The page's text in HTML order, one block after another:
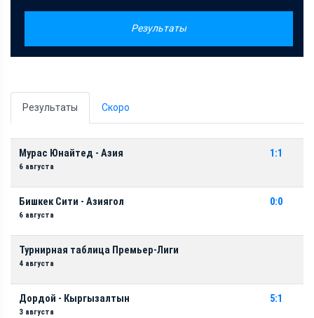
Результаты
Результаты Скоро
Мурас Юнайтед - Азия
6 августа
1:1
Бишкек Сити - Азиягол
6 августа
0:0
Турнирная таблица Премьер-Лиги
4 августа
Дордой - Кыргызалтын
3 августа
5:1